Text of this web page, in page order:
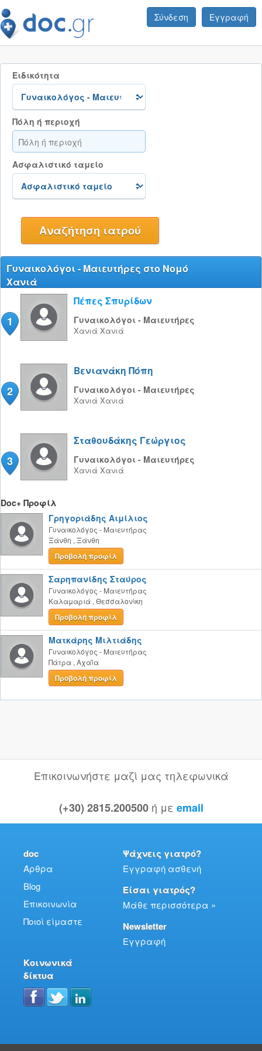
Σύνδεση Εγγραφή
Ειδικότητα
Πόλη ή περιοχή
Ασφαλιστικό ταμείο
Γυναικολόγοι - Μαιευτήρες στο Νομό
Χανιά
1
Πέπες Σπυρίδων
Γυναικολόγοι - Μαιευτήρες
Χανιά Χανιά
2
Βενιανάκη Πόπη
Γυναικολόγοι - Μαιευτήρες
Χανιά Χανιά
3
Σταθουδάκης Γεώργιος
Γυναικολόγοι - Μαιευτήρες
Χανιά Χανιά
Doc+ Προφίλ
Γρηγοριάδης Αιμίλιος
Γυναικολόγος - Μαιευτήρας
Ξάνθη , Ξάνθη
Προβολή προφίλ
Σαρηπανίδης Σταύρος
Γυναικολόγος - Μαιευτήρας
Καλαμαριά , Θεσσαλονίκη
Προβολή προφίλ
Ματκάρης Μιλτιάδης
Γυναικολόγος - Μαιευτήρας
Πάτρα , Αχαΐα
Προβολή προφίλ
Επικοινωνήστε μαζί μας τηλεφωνικά
(+30) 2815.200500 ή με email
doc
Άρθρα
Blog
Επικοινωνία
Ποιοί είμαστε
Ψάχνεις γιατρό?
Εγγραφή ασθενή
Είσαι γιατρός?
Μάθε περισσότερα »
Newsletter
Εγγραφή
Κοινωνικά
δίκτυα